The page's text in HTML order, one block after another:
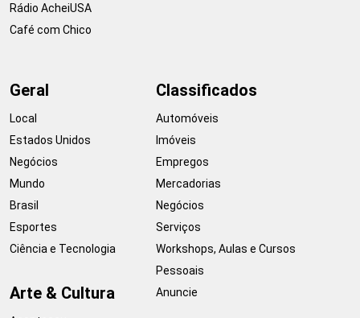
Rádio AcheiUSA
Café com Chico
Geral
Local
Estados Unidos
Negócios
Mundo
Brasil
Esportes
Ciência e Tecnologia
Arte & Cultura
Classificados
Automóveis
Imóveis
Empregos
Mercadorias
Negócios
Serviços
Workshops, Aulas e Cursos
Pessoais
Anuncie